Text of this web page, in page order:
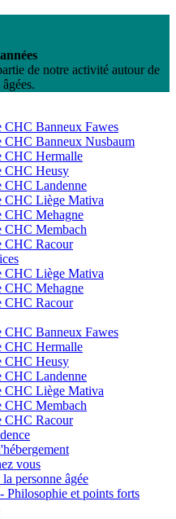
de notre activité autour de
CHC Banneux Fawes
CHC Banneux Nusbaum
CHC Hermalle
CHC Heusy
CHC Landenne
CHC Liège Mativa
CHC Mehagne
CHC Membach
CHC Racour
CHC Liège Mativa
CHC Mehagne
CHC Racour
CHC Banneux Fawes
CHC Hermalle
CHC Heusy
CHC Landenne
CHC Liège Mativa
CHC Membach
CHC Racour
vous
personne âgée
Philosophie et points forts